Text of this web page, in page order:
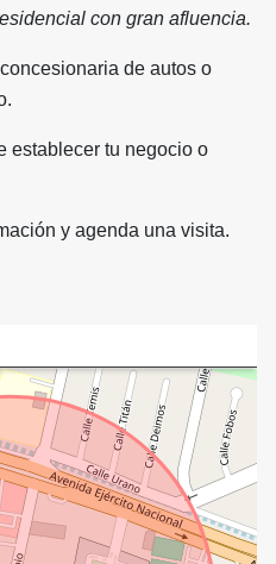
con gran afluencia.
de autos o
establecer tu negocio o
y agenda una visita.